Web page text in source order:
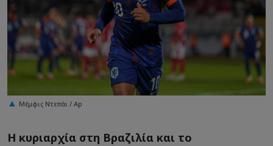
Μέμφις Ντεπάι / Ap
Η κυριαρχία στη Βραζιλία και το